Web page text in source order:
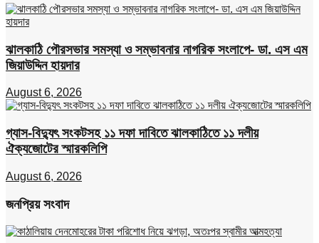
ঝালকাঠি পৌরসভার সমস্যা ও সম্ভাবনার নাগরিক সংলাপে- ডা. এস এম
জিয়াউদ্দিন হায়দার
August 6, 2026
গ্যাস-বিদ্যুৎ সংকটসহ ১১ দফা দাবিতে ঝালকাঠিতে ১১ দলীয়
ঐক্যজোটের স্মারকলিপি
August 6, 2026
জনপ্রিয় সংবাদ